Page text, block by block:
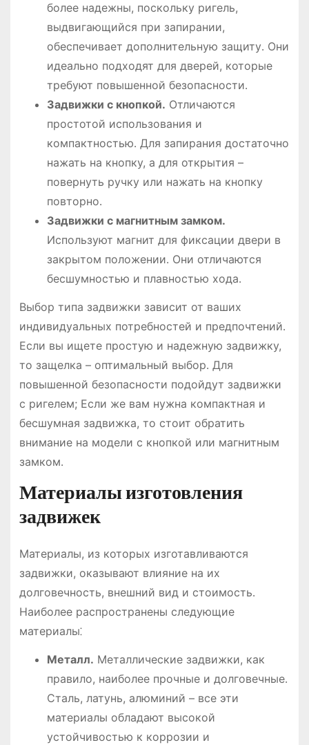
более надежны, поскольку ригель,
выдвигающийся при запирании,
обеспечивает дополнительную защиту․ Они
идеально подходят для дверей, которые
требуют повышенной безопасности․
Задвижки с кнопкой․ Отличаются
простотой использования и
компактностью․ Для запирания достаточно
нажать на кнопку, а для открытия –
повернуть ручку или нажать на кнопку
повторно․
Задвижки с магнитным замком․
Используют магнит для фиксации двери в
закрытом положении․ Они отличаются
бесшумностью и плавностью хода․
Выбор типа задвижки зависит от ваших
индивидуальных потребностей и предпочтений․
Если вы ищете простую и надежную задвижку,
то защелка – оптимальный выбор․ Для
повышенной безопасности подойдут задвижки
с ригелем; Если же вам нужна компактная и
бесшумная задвижка, то стоит обратить
внимание на модели с кнопкой или магнитным
замком․
Материалы изготовления
задвижек
Материалы, из которых изготавливаются
задвижки, оказывают влияние на их
долговечность, внешний вид и стоимость․
Наиболее распространены следующие
материалы⁚
Металл․ Металлические задвижки, как
правило, наиболее прочные и долговечные․
Сталь, латунь, алюминий – все эти
материалы обладают высокой
устойчивостью к коррозии и